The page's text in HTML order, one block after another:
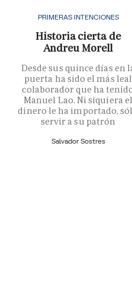
PRIMERAS INTENCIONES
Historia cierta de
Andreu Morell
Desde sus quince días en
puerta ha sido el más leal
colaborador que ha
Manuel Lao. Ni siquiera
dinero le ha importado,
servir a su patrón
Salvador Sostres